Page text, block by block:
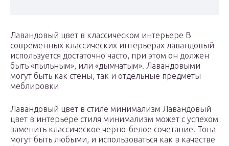
Лавандовый цвет в классическом интерьере В
современных классических интерьерах лавандовый
используется достаточно часто, при этом он должен
быть «пыльным», или «дымчатым». Лавандовыми
могут быть как стены, так и отдельные предметы
меблировки
Лавандовый цвет в стиле минимализм Лавандовый
цвет в интерьере стиля минимализм может с успехом
заменить классическое черно-белое сочетание. Тона
могут быть любыми, и использоваться как в качестве